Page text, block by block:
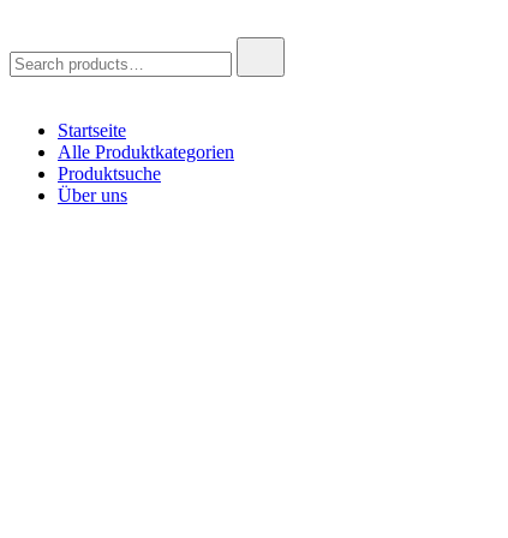
for:
Startseite
Alle Produktkategorien
Produktsuche
Über uns